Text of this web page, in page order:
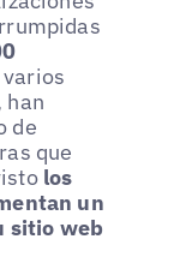
han
de
que
los
un
sitio web